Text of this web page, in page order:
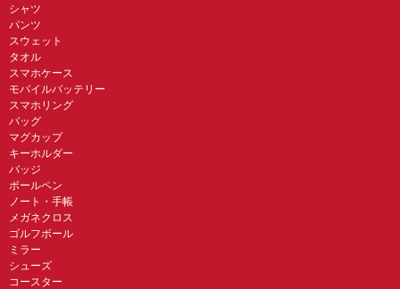
シャツ
パンツ
スウェット
タオル
スマホケース
モバイルバッテリー
スマホリング
バッグ
マグカップ
キーホルダー
バッジ
ボールペン
ノート・手帳
メガネクロス
ゴルフボール
ミラー
シューズ
コースター